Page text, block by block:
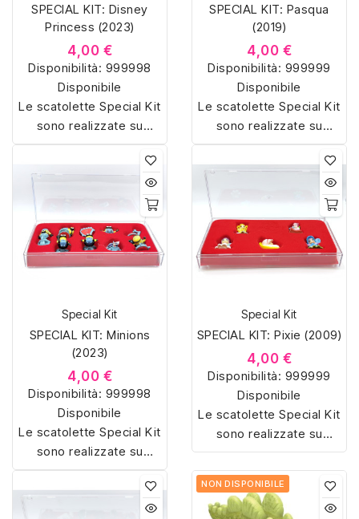
SPECIAL KIT: Disney
Princess (2023)
4,00 €
Disponibilità: 999998
Disponibile
Le scatolette Special Kit
sono realizzate su
misura con materiali di
alta qualità, hanno un
interno sagomato in
vellutino rosso e offrono
soluzioni eleganti e
pratiche per organizzare
e mostrare la tua
SPECIAL KIT: Pasqua
(2019)
4,00 €
Disponibilità: 999999
Disponibile
Le scatolette Special Kit
sono realizzate su
misura con materiali di
alta qualità, hanno un
interno sagomato in
vellutino rosso e offrono
soluzioni eleganti e
pratiche per organizzare
e mostrare la tua
Special Kit
SPECIAL KIT: Minions
(2023)
4,00 €
Disponibilità: 999998
Disponibile
Le scatolette Special Kit
sono realizzate su
misura con materiali di
alta qualità, hanno un
interno sagomato in
Special Kit
SPECIAL KIT: Pixie (2009)
4,00 €
Disponibilità: 999999
Disponibile
Le scatolette Special Kit
sono realizzate su
misura con materiali di
alta qualità, hanno un
interno sagomato in
vellutino rosso e offrono
NON DISPONIBILE